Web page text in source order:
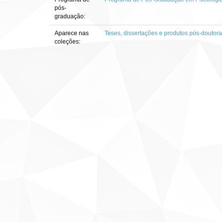
pós-
graduação:
Aparece nas
coleções:
Teses, dissertações e produtos pós-